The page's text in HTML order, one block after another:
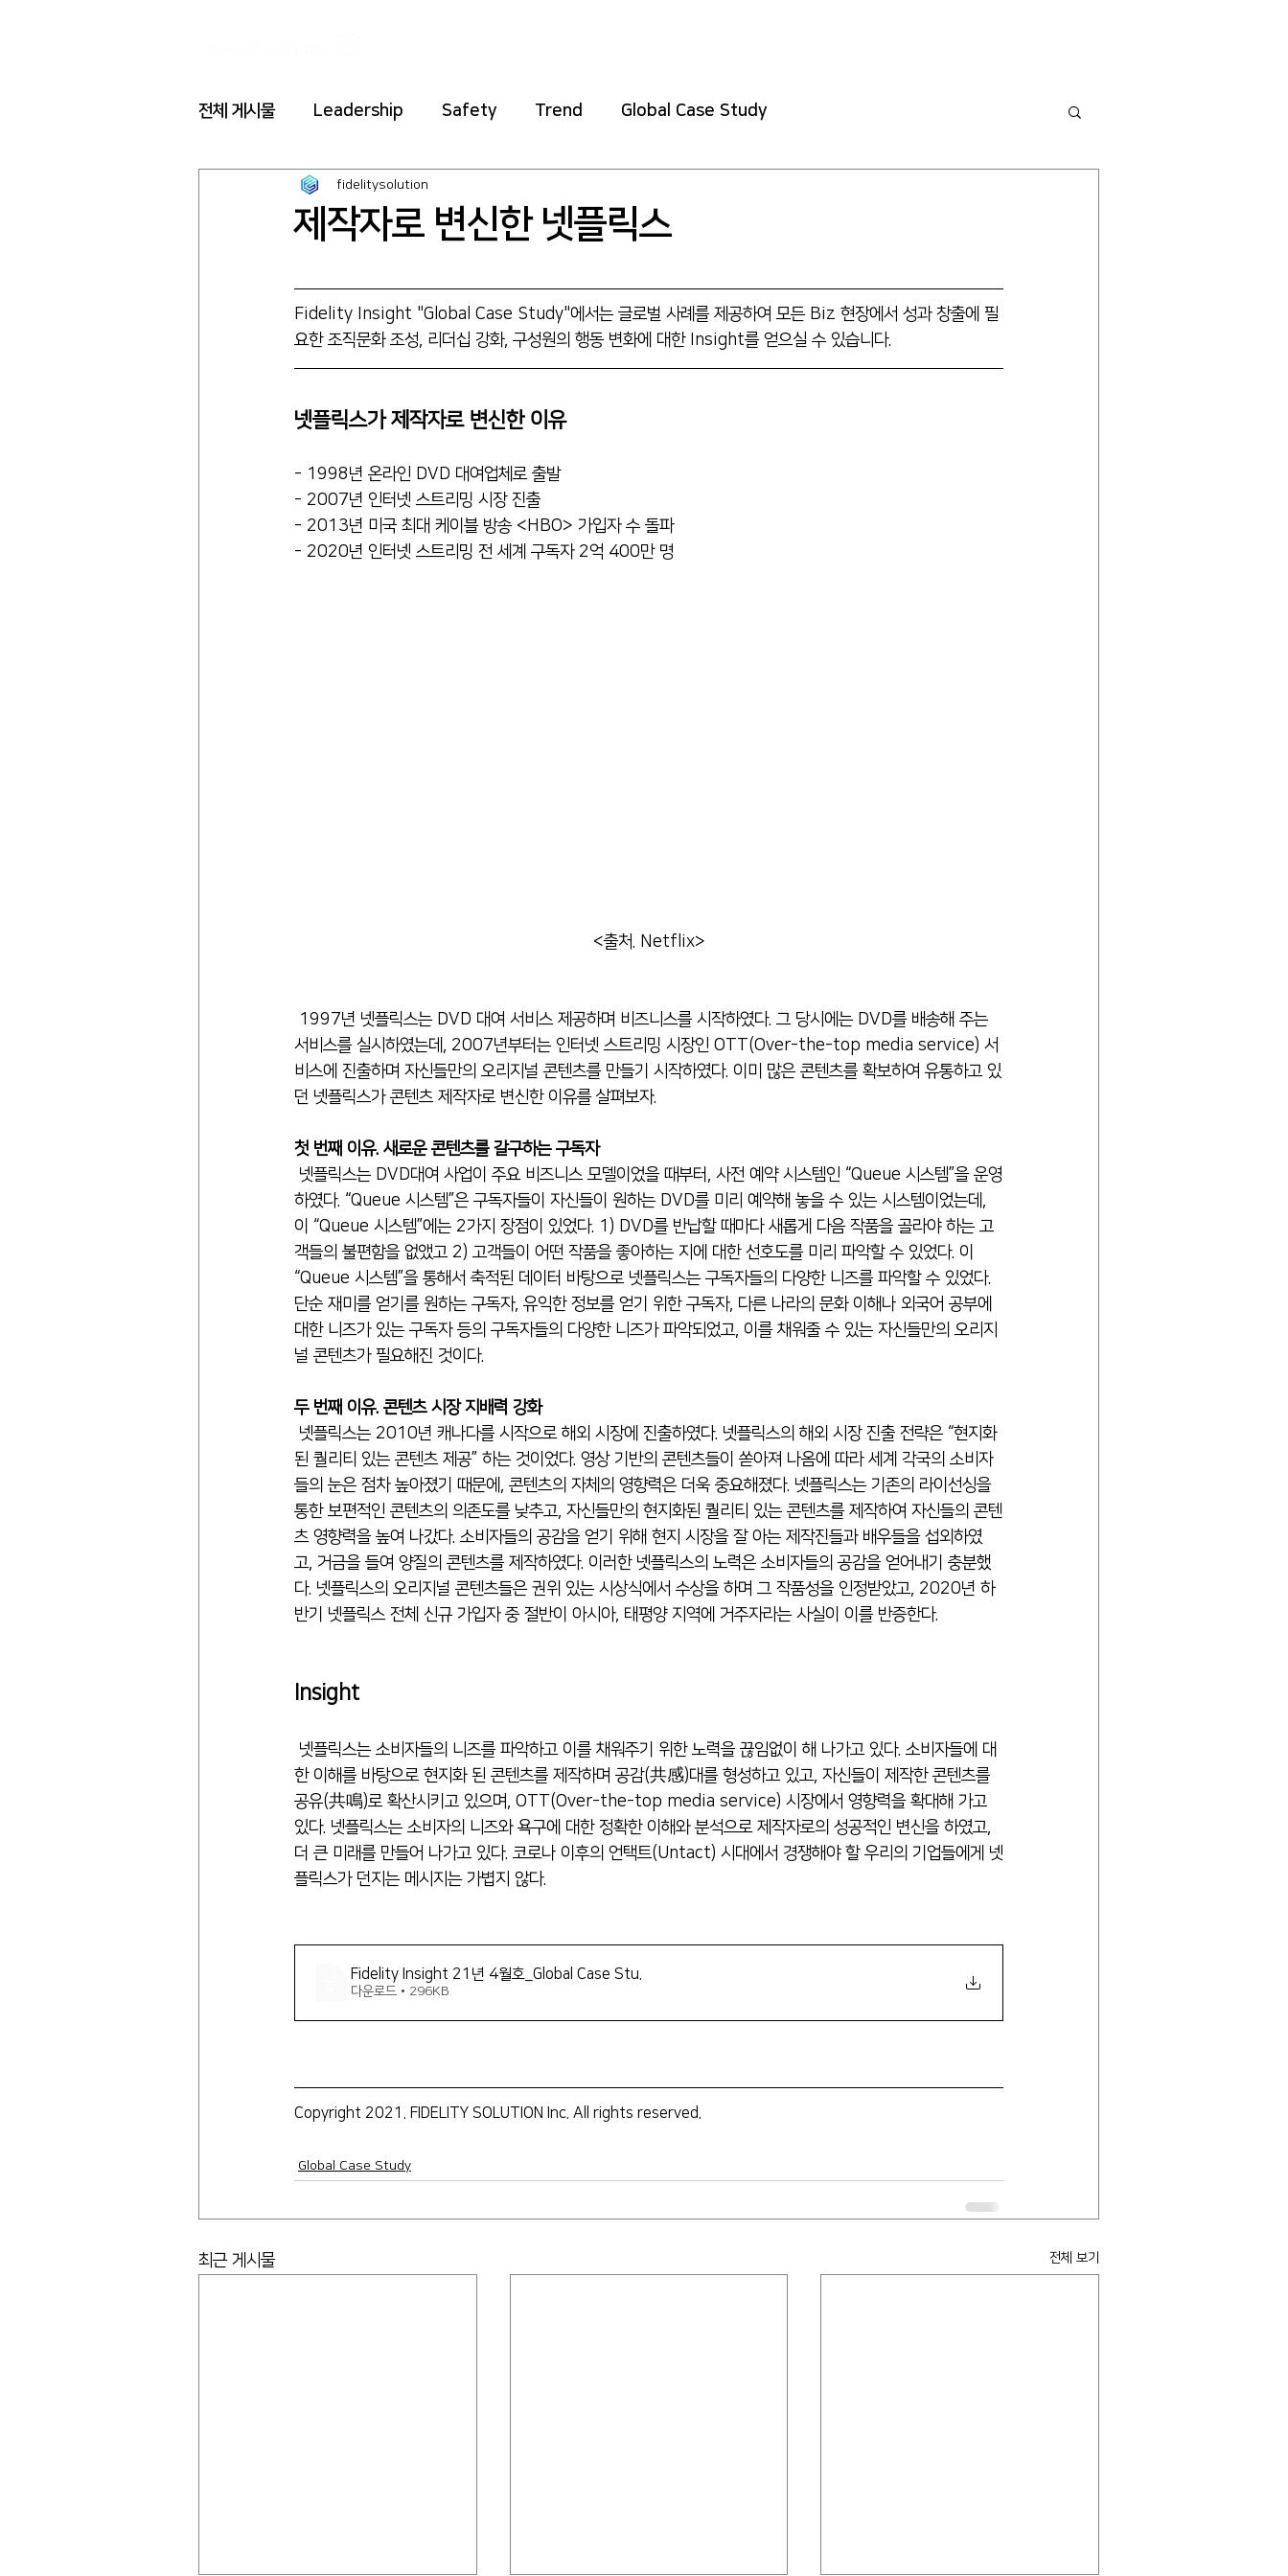
전체 게시물 Leadership Safety Trend Global Case Study
제작자로 변신한 넷플릭스
fidelitysolution
Fidelity Insight "Global Case Study"에서는 글로벌 사례를 제공하여 모든 Biz 현장에서 성과 창출에 필
요한 조직문화 조성, 리더십 강화, 구성원의 행동 변화에 대한 Insight를 얻으실 수 있습니다.
넷플릭스가 제작자로 변신한 이유
- 1998년 온라인 DVD 대여업체로 출발
- 2007년 인터넷 스트리밍 시장 진출
- 2013년 미국 최대 케이블 방송 <HBO> 가입자 수 돌파
- 2020년 인터넷 스트리밍 전 세계 구독자 2억 400만 명
<출처. Netflix>
서비스를 실시하였는데, 2007년부터는 인터넷 스트리밍 시장인 OTT(Over-the-top media service) 서
비스에 진출하며 자신들만의 오리지널 콘텐츠를 만들기 시작하였다. 이미 많은 콘텐츠를 확보하여 유통하고 있
던 넷플릭스가 콘텐츠 제작자로 변신한 이유를 살펴보자.
첫 번째 이유. 새로운 콘텐츠를 갈구하는 구독자
하였다. “Queue 시스템”은 구독자들이 자신들이 원하는 DVD를 미리 예약해 놓을 수 있는 시스템이었는데,
이 “Queue 시스템”에는 2가지 장점이 있었다. 1) DVD를 반납할 때마다 새롭게 다음 작품을 골라야 하는 고
객들의 불편함을 없앴고 2) 고객들이 어떤 작품을 좋아하는 지에 대한 선호도를 미리 파악할 수 있었다. 이
“Queue 시스템”을 통해서 축적된 데이터 바탕으로 넷플릭스는 구독자들의 다양한 니즈를 파악할 수 있었다.
단순 재미를 얻기를 원하는 구독자, 유익한 정보를 얻기 위한 구독자, 다른 나라의 문화 이해나 외국어 공부에
대한 니즈가 있는 구독자 등의 구독자들의 다양한 니즈가 파악되었고, 이를 채워줄 수 있는 자신들만의 오리지
널 콘텐츠가 필요해진 것이다.
두 번째 이유. 콘텐츠 시장 지배력 강화
된 퀄리티 있는 콘텐츠 제공” 하는 것이었다. 영상 기반의 콘텐츠들이 쏟아져 나옴에 따라 세계 각국의 소비자
들의 눈은 점차 높아졌기 때문에, 콘텐츠의 자체의 영향력은 더욱 중요해졌다. 넷플릭스는 기존의 라이선싱을
통한 보편적인 콘텐츠의 의존도를 낮추고, 자신들만의 현지화된 퀄리티 있는 콘텐츠를 제작하여 자신들의 콘텐
츠 영향력을 높여 나갔다. 소비자들의 공감을 얻기 위해 현지 시장을 잘 아는 제작진들과 배우들을 섭외하였
고, 거금을 들여 양질의 콘텐츠를 제작하였다. 이러한 넷플릭스의 노력은 소비자들의 공감을 얻어내기 충분했
다. 넷플릭스의 오리지널 콘텐츠들은 권위 있는 시상식에서 수상을 하며 그 작품성을 인정받았고, 2020년 하
반기 넷플릭스 전체 신규 가입자 중 절반이 아시아, 태평양 지역에 거주자라는 사실이 이를 반증한다.
Insight
한 이해를 바탕으로 현지화 된 콘텐츠를 제작하며 공감(共感)대를 형성하고 있고, 자신들이 제작한 콘텐츠를
공유(共鳴)로 확산시키고 있으며, OTT(Over-the-top media service) 시장에서 영향력을 확대해 가고
있다. 넷플릭스는 소비자의 니즈와 욕구에 대한 정확한 이해와 분석으로 제작자로의 성공적인 변신을 하였고,
더 큰 미래를 만들어 나가고 있다. 코로나 이후의 언택트(Untact) 시대에서 경쟁해야 할 우리의 기업들에게 넷
플릭스가 던지는 메시지는 가볍지 않다.
Fidelity Insight 21년 4월호_Global Case Stu.
다운로드 • 296KB
Copyright 2021. FIDELITY SOLUTION Inc. All rights reserved.
Global Case Study
최근 게시물 전체 보기